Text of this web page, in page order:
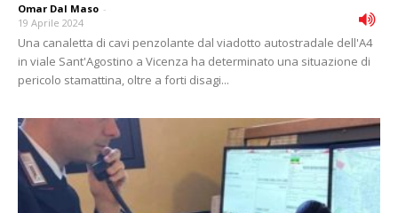
Omar Dal Maso -
19 Aprile 2024
Una canaletta di cavi penzolante dal viadotto autostradale dell'A4
in viale Sant'Agostino a Vicenza ha determinato una situazione di
pericolo stamattina, oltre a forti disagi...